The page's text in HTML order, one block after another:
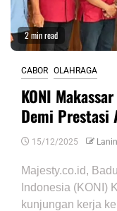
2 min read
CABOR OLAHRAGA
KONI
Demi Prestasi
15/12/2025
Majesty.co.id,
Indonesia (KONI)
kunjungan kerja